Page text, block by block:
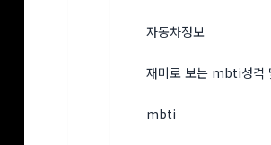
자동차정보
재미로 보는 mbti성격
mbti